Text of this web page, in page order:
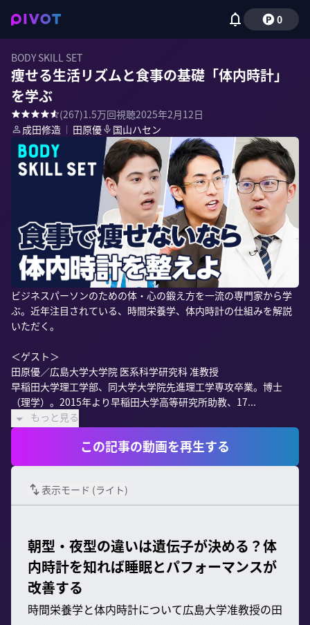
0
BODY SKILL SET
痩せる生活リズムと食事の基礎「体内時計」
を学ぶ
(267)1.5万回視聴2025年2月12日
成田修造 ｜ 田原優 国山ハセン
ビジネスパーソンのための体・心の鍛え方を一流の専門家から学
ぶ。近年注目されている、時間栄養学、体内時計の仕組みを解説
いただく。
＜ゲスト＞
田原優／広島大学大学院 医系科学研究科 准教授
早稲田大学理工学部、同大学大学院先進理工学専攻卒業。博士
（理学）。2015年より早稲田大学高等研究所助教、17...
もっと見る
この記事の動画を再生する
表示モード (ライト)
朝型・夜型の違いは遺伝子が決める？体
内時計を知れば睡眠とパフォーマンスが
改善する
時間栄養学と体内時計について広島大学准教授の田